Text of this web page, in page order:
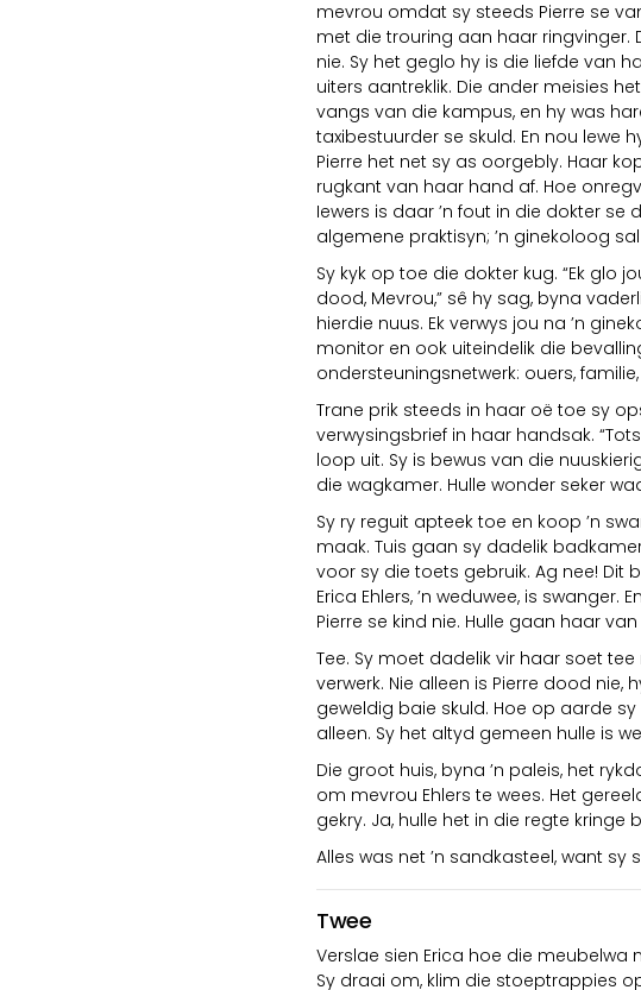
mevrou omdat sy steeds Pierre se
met die trouring aan haar ringvinger.
nie. Sy het geglo hy is die liefde van
uiters aantreklik. Die ander meisies
vangs van die kampus, en hy was
taxibestuurder se skuld. En nou lewe
Pierre het net sy as oorgebly. Haar
rugkant van haar hand af. Hoe
Iewers is daar ’n fout in die dokter se
algemene praktisyn; ’n ginekoloog
Sy kyk op toe die dokter kug. “Ek glo
dood, Mevrou,” sê hy sag, byna
hierdie nuus. Ek verwys jou na ’n
monitor en ook uiteindelik die
ondersteuningsnetwerk: ouers,
Trane prik steeds in haar oë toe sy
verwysingsbrief in haar handsak.
loop uit. Sy is bewus van die
die wagkamer. Hulle wonder seker
Sy ry reguit apteek toe en koop ’n
maak. Tuis gaan sy dadelik
voor sy die toets gebruik. Ag nee! Dit
Erica Ehlers, ’n weduwee, is
Pierre se kind nie. Hulle gaan haar
Tee. Sy moet dadelik vir haar soet
verwerk. Nie alleen is Pierre dood
geweldig baie skuld. Hoe op aarde
alleen. Sy het altyd gemeen hulle is
Die groot huis, byna ’n paleis, het
om mevrou Ehlers te wees. Het
gekry. Ja, hulle het in die regte kringe
Alles was net ’n sandkasteel, want sy
Twee
Verslae sien Erica hoe die
Sy draai om, klim die stoeptrappies